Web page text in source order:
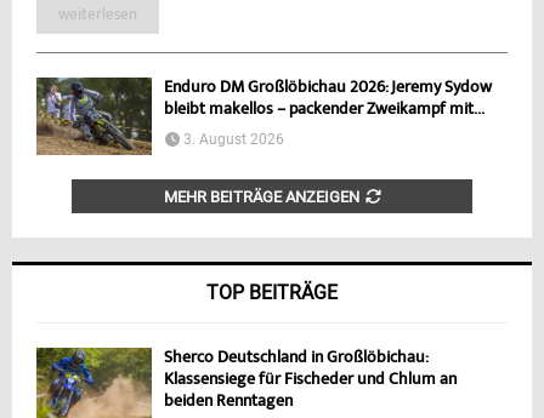
weiterlesen
Enduro DM Großlöbichau 2026: Jeremy Sydow
bleibt makellos – packender Zweikampf mit...
3. August 2026
MEHR BEITRÄGE ANZEIGEN
TOP BEITRÄGE
Sherco Deutschland in Großlöbichau:
Klassensiege für Fischeder und Chlum an
beiden Renntagen